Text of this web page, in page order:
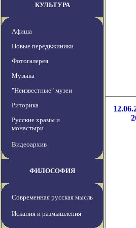
КУЛЬТУРА
Афиша
Новые передвжиники
Фотогалерея
Музыка
"Неизвестные" музеи
Риторика
Русские храмы и
монастыри
Видеоархив
ФИЛОСОФИЯ
Современная русская мысль
Искания и размышления